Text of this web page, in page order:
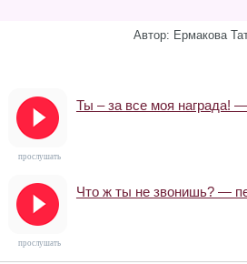
Автор: Ермакова
Ты – за все моя награда!
прослушать
Что ж ты не звонишь? —
прослушать